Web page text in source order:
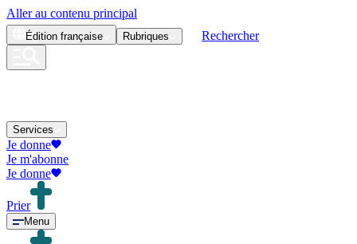
Aller au contenu principal
Édition française Rubriques Rechercher
Services
Je donne
Je m'abonne
Je donne
Prier
Menu